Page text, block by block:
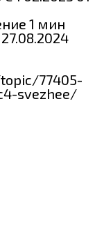
1 мин
27.08.2024
77405-
svezhee/